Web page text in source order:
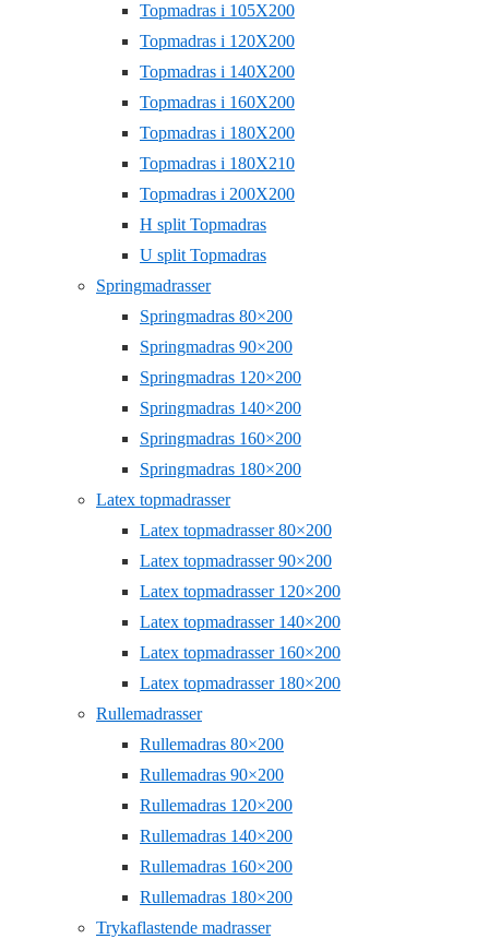
Topmadras i 105X200
Topmadras i 120X200
Topmadras i 140X200
Topmadras i 160X200
Topmadras i 180X200
Topmadras i 180X210
Topmadras i 200X200
H split Topmadras
U split Topmadras
Springmadrasser
Springmadras 80×200
Springmadras 90×200
Springmadras 120×200
Springmadras 140×200
Springmadras 160×200
Springmadras 180×200
Latex topmadrasser
Latex topmadrasser 80×200
Latex topmadrasser 90×200
Latex topmadrasser 120×200
Latex topmadrasser 140×200
Latex topmadrasser 160×200
Latex topmadrasser 180×200
Rullemadrasser
Rullemadras 80×200
Rullemadras 90×200
Rullemadras 120×200
Rullemadras 140×200
Rullemadras 160×200
Rullemadras 180×200
Trykaflastende madrasser